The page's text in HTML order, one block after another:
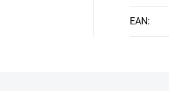
EAN: